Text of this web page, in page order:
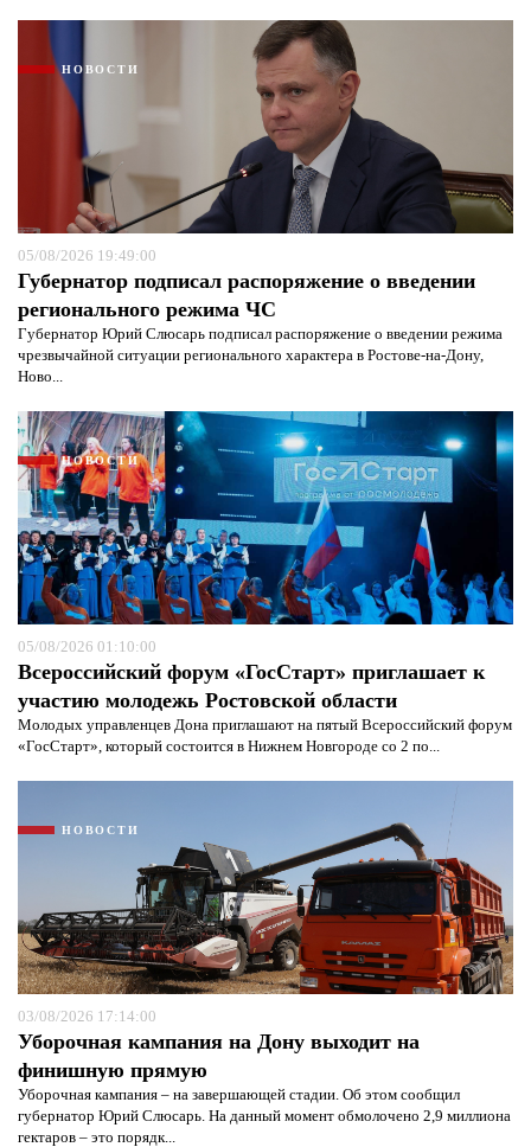
НОВОСТИ
05/08/2026 19:49:00
Губернатор подписал распоряжение о введении
регионального режима ЧС
Губернатор Юрий Слюсарь подписал распоряжение о введении режима
чрезвычайной ситуации регионального характера в Ростове-на-Дону,
Ново...
НОВОСТИ
05/08/2026 01:10:00
Всероссийский форум «ГосСтарт» приглашает к
участию молодежь Ростовской области
Молодых управленцев Дона приглашают на пятый Всероссийский форум
«ГосСтарт», который состоится в Нижнем Новгороде со 2 по...
НОВОСТИ
03/08/2026 17:14:00
Уборочная кампания на Дону выходит на
финишную прямую
Уборочная кампания – на завершающей стадии. Об этом сообщил
губернатор Юрий Слюсарь. На данный момент обмолочено 2,9 миллиона
гектаров – это порядк...
Я согласен сполитикой конфиденциальности и
защиты информации*
Я согласен сполитикой конфиденциальности и
защиты информации*